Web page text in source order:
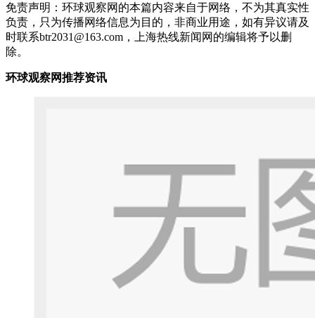
免责声明：环球观察网的本篇内容来自于网络，不为其真实性
负责，只为传播网络信息为目的，非商业用途，如有异议请及
时联系btr2031@163.com，上海热线新闻网的编辑将予以删
除。
环球观察网推荐资讯